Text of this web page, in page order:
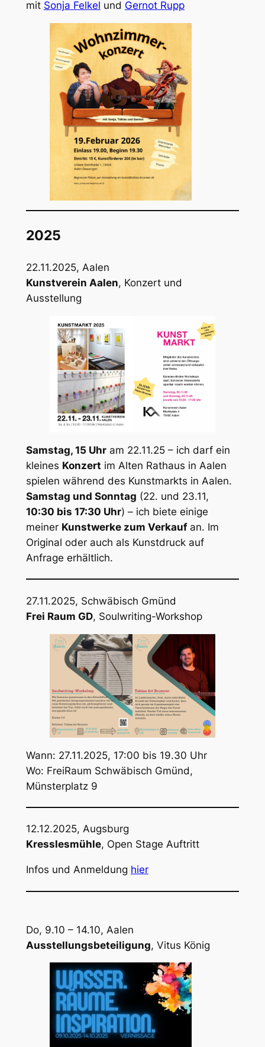
mit Sonja Felkel und Gernot Rupp
2025
22.11.2025, Aalen
Kunstverein Aalen, Konzert und
Ausstellung
Samstag, 15 Uhram 22.11.25 – ich darf ein
kleines Konzert im Alten Rathaus in Aalen
spielen während des Kunstmarkts in Aalen.
Samstag und Sonntag (22. und 23.11,
10:30 bis 17:30 Uhr) – ich biete einige
meiner Kunstwerke zum Verkauf an. Im
Original oder auch als Kunstdruck auf
Anfrage erhältlich.
27.11.2025, Schwäbisch Gmünd
Frei Raum GD, Soulwriting-Workshop
Wann: 27.11.2025, 17:00 bis 19.30 Uhr
Wo: FreiRaum Schwäbisch Gmünd,
Münsterplatz 9
12.12.2025, Augsburg
Kresslesmühle, Open Stage Auftritt
Infos und Anmeldung hier
Do, 9.10 – 14.10, Aalen
Ausstellungsbeteiligung, Vitus König